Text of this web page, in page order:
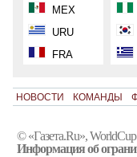
MEX
URU
FRA
НОВОСТИ КОМАНДЫ
© «Газета.Ru»,
Информация об